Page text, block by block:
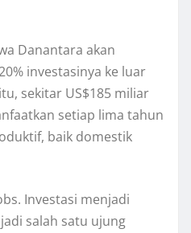
Danantara akan
investasinya ke luar
sekitar US$185 miliar
setiap lima tahun
baik domestik
Investasi menjadi
salah satu ujung